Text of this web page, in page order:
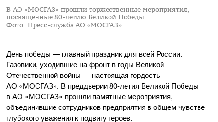
В АО «МОСГАЗ» прошли торжественные мероприятия,
посвящённые 80-летию Великой Победы.
Фото: Пресс-служба АО «МОСГАЗ».
День победы — главный праздник для всей России.
Газовики, уходившие на фронт в годы Великой
Отечественной войны — настоящая гордость
АО «МОСГАЗ». В преддверии80-летия Великой Победы
вАО «МОСГАЗ» прошли памятные мероприятия,
объединившие сотрудников предприятия в общем чувстве
глубокого уважения к подвигу героев.